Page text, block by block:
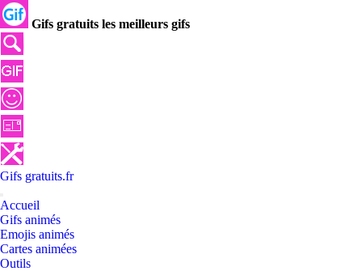
Gifs gratuits les meilleurs gifs
Gifs gratuits.fr
Accueil
Gifs animés
Emojis animés
Cartes animées
Outils